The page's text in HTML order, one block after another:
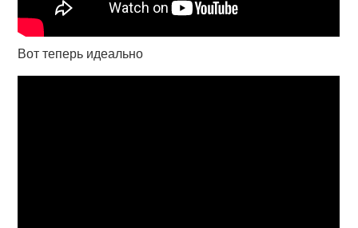
Вот теперь идеально